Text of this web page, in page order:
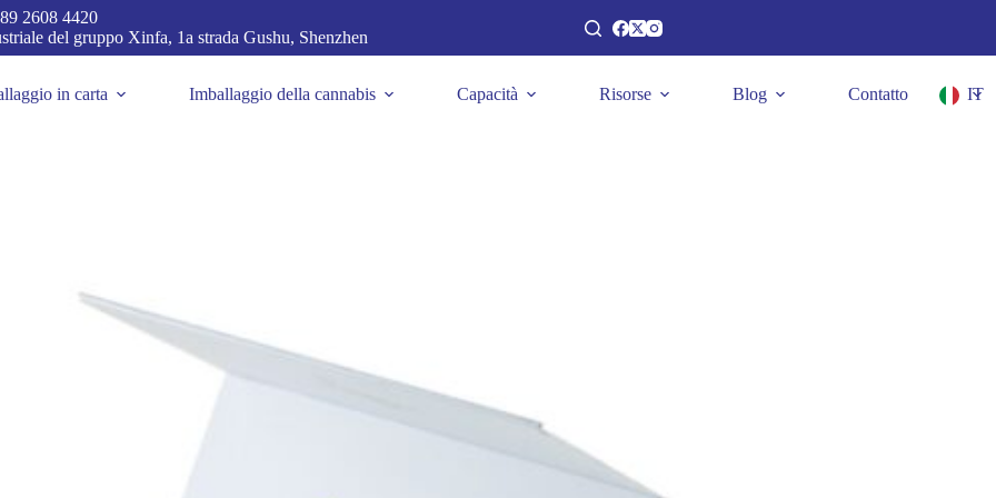
2608 4420
del gruppo Xinfa, 1a strada Gushu, Shenzhen
in carta Imballaggio della cannabis Capacità Risorse Blog Contatto IT